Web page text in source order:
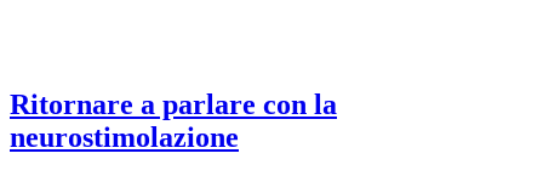
Ritornare a parlare con la
neurostimolazione